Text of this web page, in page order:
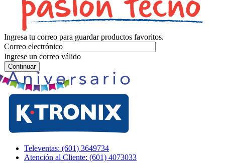
Ingresa tu correo para guardar productos favoritos.
Correo electrónico
Ingrese un correo válido
Continuar
Televentas: (601) 3649734
Atención al Cliente: (601) 4073033